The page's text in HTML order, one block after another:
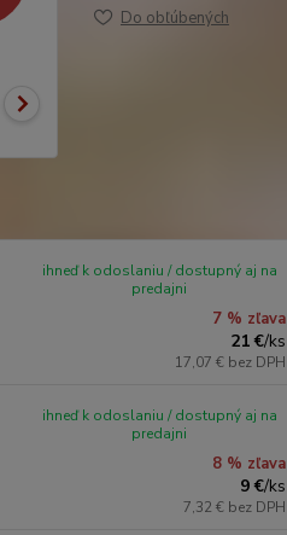
Do obľúbených
7 % zľava
21 €/ks
17,07 € bez DPH
ihneď k odoslaniu / dostupný aj na
predajni
8 % zľava
9 €/ks
7,32 € bez DPH
ihneď k odoslaniu / dostupný aj na
predajni